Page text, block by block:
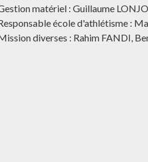
matériel : Guillaume
école d'athlétisme :
diverses : Rahim FANDI,